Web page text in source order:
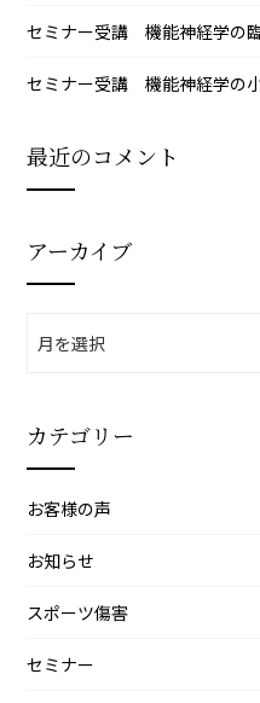
セミナー受講 機能神経学の
セミナー受講 機能神経学の
最近のコメント
アーカイブ
ー
ブ
カテゴリー
お客様の声
お知らせ
スポーツ傷害
セミナー